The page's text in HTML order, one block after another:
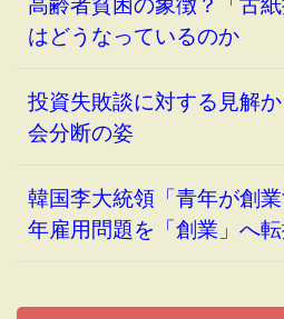
はどうなっているのか
投資失敗談に対する見解
会分断の姿
韓国李大統領「青年が創
年雇用問題を「創業」へ